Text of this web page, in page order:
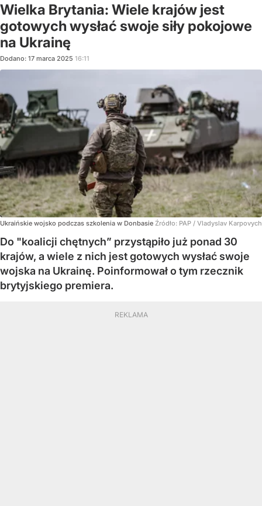
Wielka Brytania: Wiele krajów jest
gotowych wysłać swoje siły pokojowe
na Ukrainę
Dodano: 17 marca 2025 16:11
Ukraińskie wojsko podczas szkolenia w Donbasie Źródło: PAP / Vladyslav Karpovych
Do "koalicji chętnych” przystąpiło już ponad 30
krajów, a wiele z nich jest gotowych wysłać swoje
wojska na Ukrainę. Poinformował o tym rzecznik
brytyjskiego premiera.